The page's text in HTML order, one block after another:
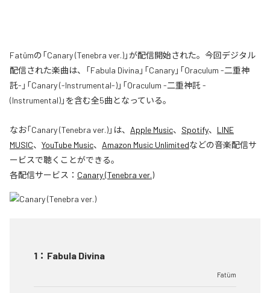
Fatümの「Canary (Tenebra ver.)」が配信開始された。今回デジタル
配信された楽曲は、「Fabula Divina」「Canary」「Oraculum -二重神
託-」「Canary (-Instrumental-)」「Oraculum -二重神託 -
(Instrumental)」を含む全5曲となっている。
なお「Canary (Tenebra ver.)」は、 Apple Music、 Spotify、 LINE
MUSIC、 YouTube Music、 Amazon Music Unlimitedなどの音楽配信サ
ービスで聴くことができる。
各配信サービス： Canary (Tenebra ver.)
1 ： Fabula Divina
Fatüm